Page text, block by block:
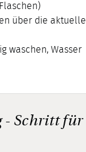
über die aktuelle
waschen, Wasser
- Schritt für